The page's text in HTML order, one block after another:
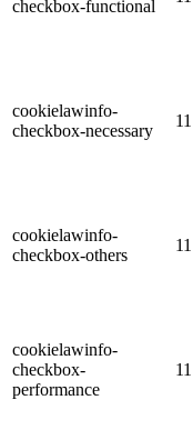
checkbox-functional
cookielawinfo-
checkbox-necessary
cookielawinfo-
checkbox-others
cookielawinfo-
checkbox-
performance